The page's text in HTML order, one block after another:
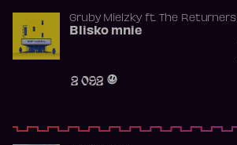
Gruby Mielzkyft. The Returners
Blisko mnie
2 092